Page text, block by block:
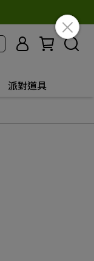
派對道具